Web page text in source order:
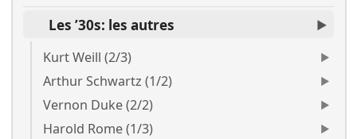
Les ’30s: les autres
Kurt Weill (2/3)
Arthur Schwartz (1/2)
Vernon Duke (2/2)
Harold Rome (1/3)